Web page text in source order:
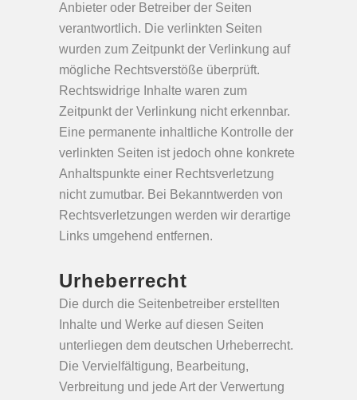
Anbieter oder Betreiber der Seiten
verantwortlich. Die verlinkten Seiten
wurden zum Zeitpunkt der Verlinkung auf
mögliche Rechtsverstöße überprüft.
Rechtswidrige Inhalte waren zum
Zeitpunkt der Verlinkung nicht erkennbar.
Eine permanente inhaltliche Kontrolle der
verlinkten Seiten ist jedoch ohne konkrete
Anhaltspunkte einer Rechtsverletzung
nicht zumutbar. Bei Bekanntwerden von
Rechtsverletzungen werden wir derartige
Links umgehend entfernen.
Urheberrecht
Die durch die Seitenbetreiber erstellten
Inhalte und Werke auf diesen Seiten
unterliegen dem deutschen Urheberrecht.
Die Vervielfältigung, Bearbeitung,
Verbreitung und jede Art der Verwertung